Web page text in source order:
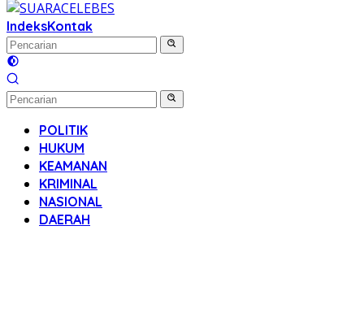
IndeksKontak
POLITIK
HUKUM
KEAMANAN
KRIMINAL
NASIONAL
DAERAH